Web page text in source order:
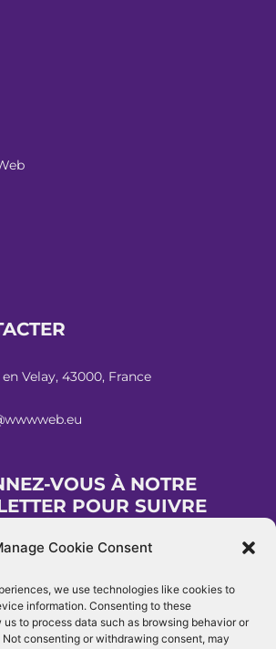
Cookie Consent
we use technologies like cookies to
information. Consenting to these
to process data such as browsing behavior or
Not consenting or withdrawing consent, may
Velay, 43000, France
VOUS À NOTRE
POUR SUIVRE
INSCRIPTION